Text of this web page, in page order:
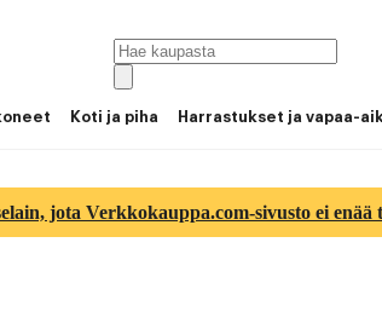
Koti ja piha Harrastukset ja vapaa-
jota Verkkokauppa.com-sivusto ei enää